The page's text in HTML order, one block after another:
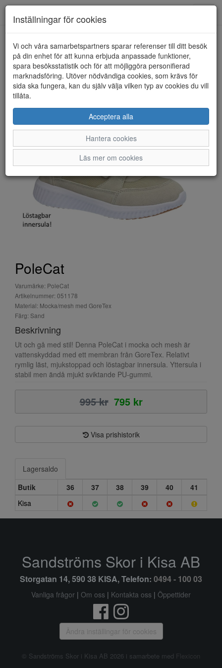
HEM POLECAT
PoleCat
Varumärke: PoleCat
Artikelnummer: 051178
Material: Mocka/mesh med GoreTex
Färg: Sand
Beskrivning
Ut och gå med stil! Denna PoleCat i mocka och mesh är
vattenskyddad med ett membran från GoreTex. Relativt
rymlig läst, mjukstoppad och löstagbar innersula. Yttersula i
stabil men ändå mjukt sviktande PU-gummi.
995 kr 795 kr
Visa prishistorik
Lagersaldo
Butik
36 37 38 39 40
41
Kisa
Inställningar för cookies
Vi och våra samarbetspartners sparar referenser till ditt besök
på din enhet för att kunna erbjuda anpassade funktioner,
spara besöksstatistik och för att möjliggöra personifierad
marknadsföring. Utöver nödvändiga cookies, som krävs för
sida ska fungera, kan du själv välja vilken typ av cookies du vill
tillåta.
Acceptera alla
Hantera cookies
Läs mer om cookies
Sandströms Skor i Kisa AB
Storgatan 14, 590 38 KISA, Telefon: 0494 - 100 03
Vanliga frågor | Om oss | Kontakta oss | Öppettider
Ändra inställingar för cookies
© Sandströms Skor i Kisa AB 2026 i samarbete med Flexicon